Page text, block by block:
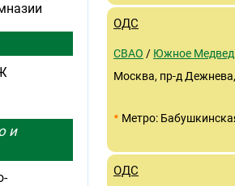
ОДС
СВАО / Южное
Москва, пр-д
• Метро:
ОДС
и